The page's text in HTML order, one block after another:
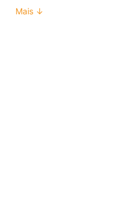
Mais ↓